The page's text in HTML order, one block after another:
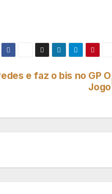
e faz o bis no GP O
Jogo